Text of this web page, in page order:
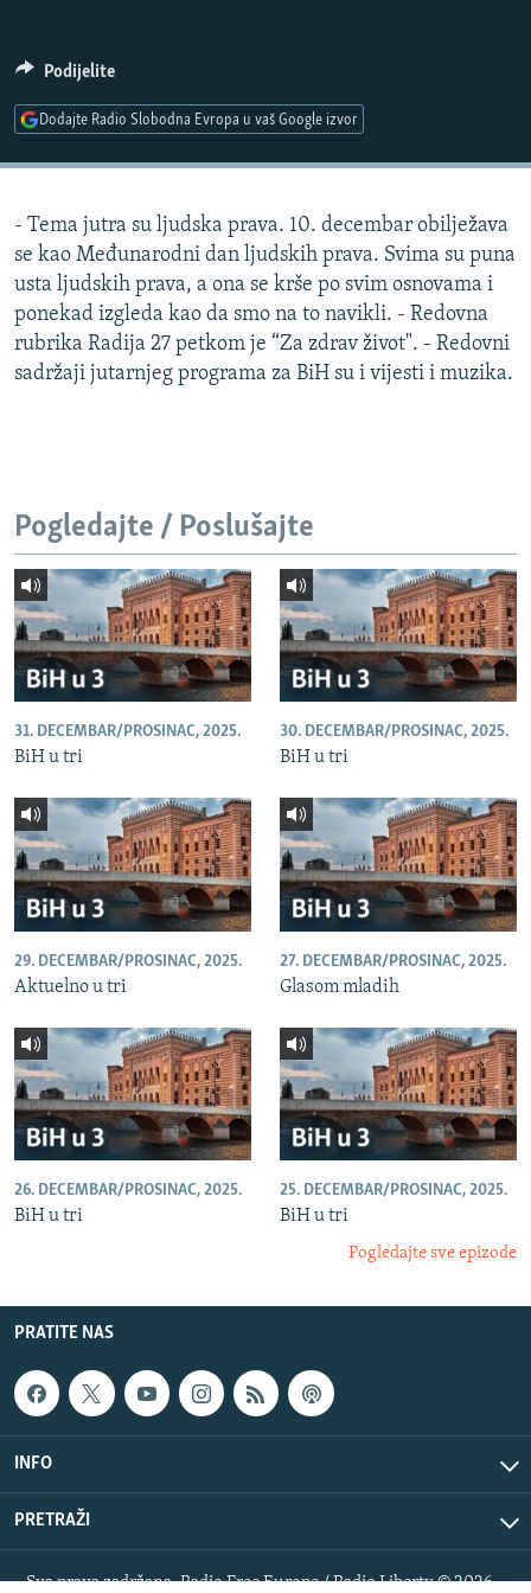
DNEVNO@RSE
SPECIJALI RSE
POPLAVE I KLIZIŠTA U BIH 2024.
TV LIBERTY
POST SCRIPTUM
MOJA EVROPA
PRATITE NAS
Sve RFE/RL stranice
Podijelite
Dodajte Radio Slobodna Evropa u vaš Google izvor
- Tema jutra su ljudska prava. 10. decembar obilježava
se kao Međunarodni dan ljudskih prava. Svima su puna
usta ljudskih prava, a ona se krše po svim osnovama i
ponekad izgleda kao da smo na to navikli. - Redovna
rubrika Radija 27 petkom je “Za zdrav život". - Redovni
sadržaji jutarnjeg programa za BiH su i vijesti i muzika.
Pogledajte / Poslušajte
31. DECEMBAR/PROSINAC, 2025.
BiH u tri
30. DECEMBAR/PROSINAC, 2025.
BiH u tri
29. DECEMBAR/PROSINAC, 2025.
Aktuelno u tri
27. DECEMBAR/PROSINAC, 2025.
Glasom mladih
26. DECEMBAR/PROSINAC, 2025.
BiH u tri
25. DECEMBAR/PROSINAC, 2025.
BiH u tri
Pogledajte sve epizode
PRATITE NAS
INFO
PRETRAŽI
Sva prava zadržana. Radio Free Europe / Radio Liberty © 2026